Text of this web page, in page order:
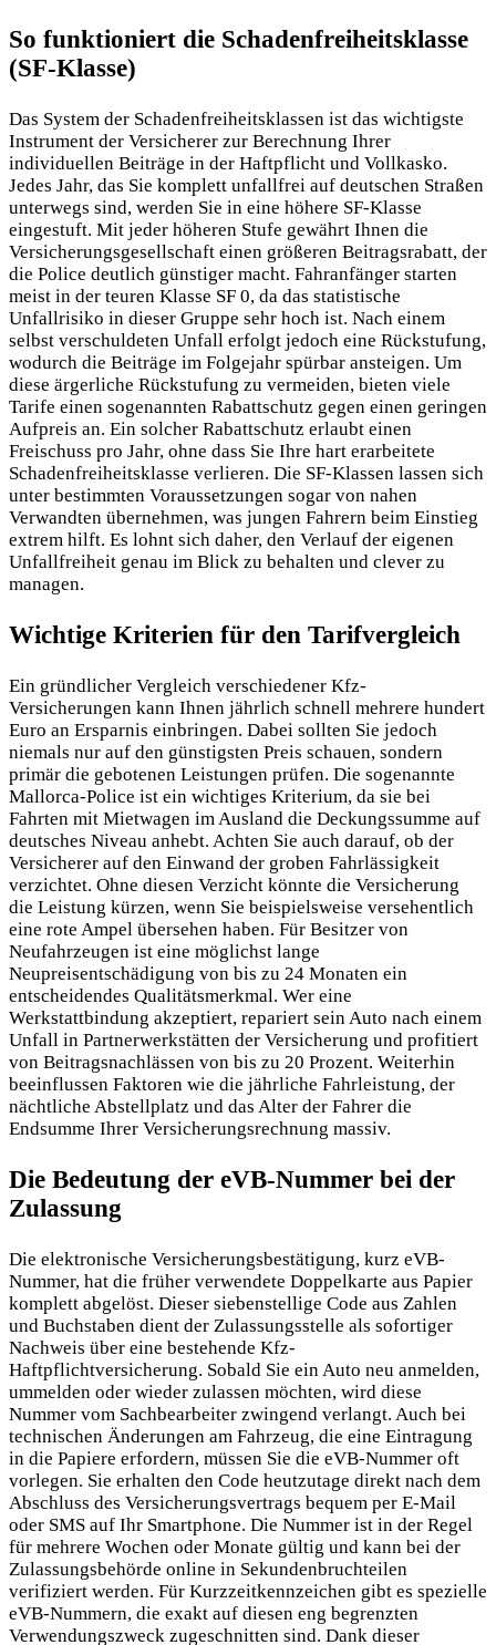
So funktioniert die Schadenfreiheitsklasse
(SF-Klasse)
Das System der Schadenfreiheitsklassen ist das wichtigste
Instrument der Versicherer zur Berechnung Ihrer
individuellen Beiträge in der Haftpflicht und Vollkasko.
Jedes Jahr, das Sie komplett unfallfrei auf deutschen Straßen
unterwegs sind, werden Sie in eine höhere SF-Klasse
eingestuft. Mit jeder höheren Stufe gewährt Ihnen die
Versicherungsgesellschaft einen größeren Beitragsrabatt, der
die Police deutlich günstiger macht. Fahranfänger starten
meist in der teuren Klasse SF 0, da das statistische
Unfallrisiko in dieser Gruppe sehr hoch ist. Nach einem
selbst verschuldeten Unfall erfolgt jedoch eine Rückstufung,
wodurch die Beiträge im Folgejahr spürbar ansteigen. Um
diese ärgerliche Rückstufung zu vermeiden, bieten viele
Tarife einen sogenannten Rabattschutz gegen einen geringen
Aufpreis an. Ein solcher Rabattschutz erlaubt einen
Freischuss pro Jahr, ohne dass Sie Ihre hart erarbeitete
Schadenfreiheitsklasse verlieren. Die SF-Klassen lassen sich
unter bestimmten Voraussetzungen sogar von nahen
Verwandten übernehmen, was jungen Fahrern beim Einstieg
extrem hilft. Es lohnt sich daher, den Verlauf der eigenen
Unfallfreiheit genau im Blick zu behalten und clever zu
managen.
Wichtige Kriterien für den Tarifvergleich
Ein gründlicher Vergleich verschiedener Kfz-
Versicherungen kann Ihnen jährlich schnell mehrere hundert
Euro an Ersparnis einbringen. Dabei sollten Sie jedoch
niemals nur auf den günstigsten Preis schauen, sondern
primär die gebotenen Leistungen prüfen. Die sogenannte
Mallorca-Police ist ein wichtiges Kriterium, da sie bei
Fahrten mit Mietwagen im Ausland die Deckungssumme auf
deutsches Niveau anhebt. Achten Sie auch darauf, ob der
Versicherer auf den Einwand der groben Fahrlässigkeit
verzichtet. Ohne diesen Verzicht könnte die Versicherung
die Leistung kürzen, wenn Sie beispielsweise versehentlich
eine rote Ampel übersehen haben. Für Besitzer von
Neufahrzeugen ist eine möglichst lange
Neupreisentschädigung von bis zu 24 Monaten ein
entscheidendes Qualitätsmerkmal. Wer eine
Werkstattbindung akzeptiert, repariert sein Auto nach einem
Unfall in Partnerwerkstätten der Versicherung und profitiert
von Beitragsnachlässen von bis zu 20 Prozent. Weiterhin
beeinflussen Faktoren wie die jährliche Fahrleistung, der
nächtliche Abstellplatz und das Alter der Fahrer die
Endsumme Ihrer Versicherungsrechnung massiv.
Die Bedeutung der eVB-Nummer bei der
Zulassung
Die elektronische Versicherungsbestätigung, kurz eVB-
Nummer, hat die früher verwendete Doppelkarte aus Papier
komplett abgelöst. Dieser siebenstellige Code aus Zahlen
und Buchstaben dient der Zulassungsstelle als sofortiger
Nachweis über eine bestehende Kfz-
Haftpflichtversicherung. Sobald Sie ein Auto neu anmelden,
ummelden oder wieder zulassen möchten, wird diese
Nummer vom Sachbearbeiter zwingend verlangt. Auch bei
technischen Änderungen am Fahrzeug, die eine Eintragung
in die Papiere erfordern, müssen Sie die eVB-Nummer oft
vorlegen. Sie erhalten den Code heutzutage direkt nach dem
Abschluss des Versicherungsvertrags bequem per E-Mail
oder SMS auf Ihr Smartphone. Die Nummer ist in der Regel
für mehrere Wochen oder Monate gültig und kann bei der
Zulassungsbehörde online in Sekundenbruchteilen
verifiziert werden. Für Kurzzeitkennzeichen gibt es spezielle
eVB-Nummern, die exakt auf diesen eng begrenzten
Verwendungszweck zugeschnitten sind. Dank dieser